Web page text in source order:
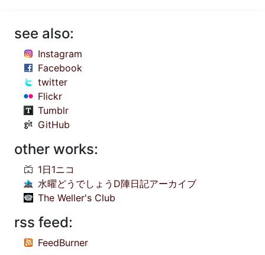
see also:
Instagram
Facebook
twitter
Flickr
Tumblr
GitHub
other works:
1日1ニコ
水曜どうでしょうD陣日記アーカイブ
The Weller's Club
rss feed:
FeedBurner